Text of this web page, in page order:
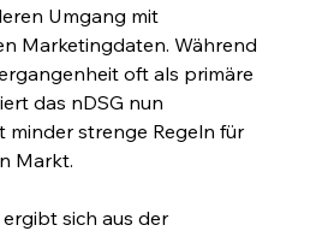
Umgang mit
Marketingdaten. Während
oft als primäre
das nDSG nun
minder strenge Regeln für
Markt.
sich aus der